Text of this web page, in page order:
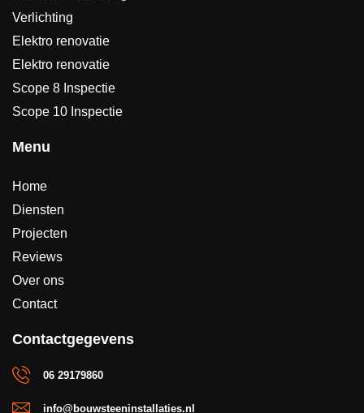
Verlichting
Elektro renovatie
Elektro renovatie
Scope 8 Inspectie
Scope 10 Inspectie
Menu
Home
Diensten
Projecten
Reviews
Over ons
Contact
Contactgegevens
06 29179860
info@bouwsteeninstallaties.nl